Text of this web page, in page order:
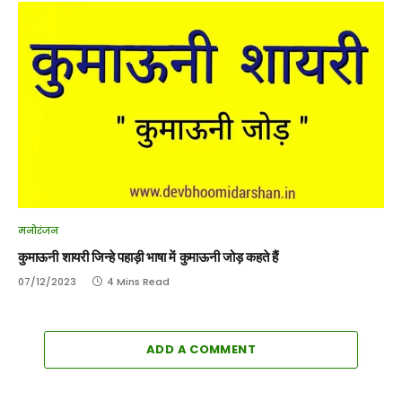
मनोरंजन
कुमाऊनी शायरी जिन्हे पहाड़ी भाषा में कुमाऊनी जोड़ कहते हैं
07/12/2023 4 Mins Read
ADD A COMMENT